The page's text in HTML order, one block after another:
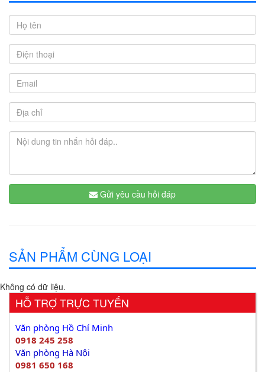
Gửi yêu cầu hỏi đáp
SẢN PHẨM CÙNG LOẠI
Không có dữ liệu.
HỖ TRỢ TRỰC TUYẾN
Văn phòng Hồ Chí Minh
0918 245 258
Văn phòng Hà Nội
0981 650 168